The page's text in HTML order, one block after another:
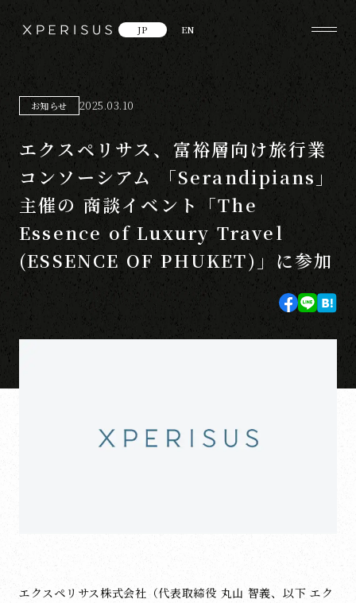
JP EN
お知らせ 2025.03.10
エクスペリサス、富裕層向け旅行業
コンソーシアム 「Serandipians」
主催の 商談イベント「The
Essence of Luxury Travel
(ESSENCE OF PHUKET)」に参加
エクスペリサス株式会社（代表取締役 丸山 智義、以下 エク